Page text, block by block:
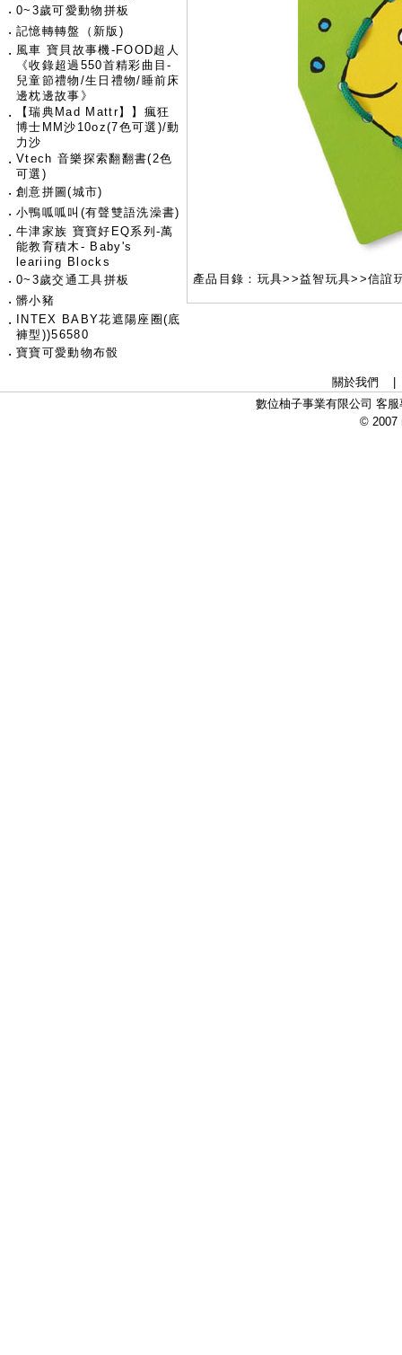
‧ 0~3歲可愛動物拼板
‧ 記憶轉轉盤（新版)
‧ 風車 寶貝故事機-FOOD超人
《收錄超過550首精彩曲目-
兒童節禮物/生日禮物/睡前床
邊枕邊故事》
‧
【瑞典Mad Mattr】】瘋狂
博士MM沙10oz(7色可選)/動
力沙
‧ Vtech 音樂探索翻翻書(2色
可選)
‧ 創意拼圖(城市)
‧ 小鴨呱呱叫(有聲雙語洗澡書)
‧ 牛津家族 寶寶好EQ系列-萬
能教育積木- Baby's
leariing Blocks
‧ 0~3歲交通工具拼板
‧ 髒小豬
‧
INTEX BABY花遮陽座圈(底
褲型))56580
‧ 寶寶可愛動物布骰
產品目錄：玩具>>益智玩具>>信誼
關於我們
數位柚子事業有限公司 客
© 2007